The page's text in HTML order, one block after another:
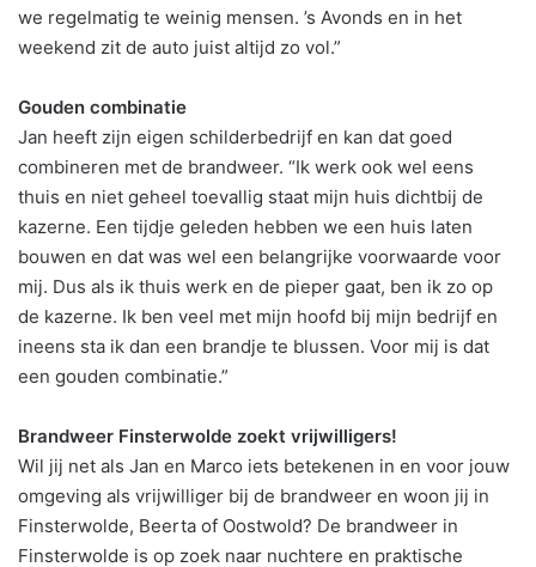
we regelmatig te weinig mensen. ’s Avonds en in het
weekend zit de auto juist altijd zo vol.”
Gouden combinatie
Jan heeft zijn eigen schilderbedrijf en kan dat goed
combineren met de brandweer. “Ik werk ook wel eens
thuis en niet geheel toevallig staat mijn huis dichtbij de
kazerne. Een tijdje geleden hebben we een huis laten
bouwen en dat was wel een belangrijke voorwaarde voor
mij. Dus als ik thuis werk en de pieper gaat, ben ik zo op
de kazerne. Ik ben veel met mijn hoofd bij mijn bedrijf en
ineens sta ik dan een brandje te blussen. Voor mij is dat
een gouden combinatie.”
Brandweer Finsterwolde zoekt vrijwilligers!
Wil jij net als Jan en Marco iets betekenen in en voor jouw
omgeving als vrijwilliger bij de brandweer en woon jij in
Finsterwolde, Beerta of Oostwold? De brandweer in
Finsterwolde is op zoek naar nuchtere en praktische